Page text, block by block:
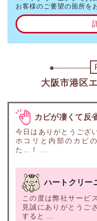
お客様のご要望の箇所を
大阪市港区
カビが凄くて反
今日はありがとうござ
ホコリと内部のカビ
た…！ ...
ハートクリー
この度は弊社サービ
見誠にありがとうご
すると ...